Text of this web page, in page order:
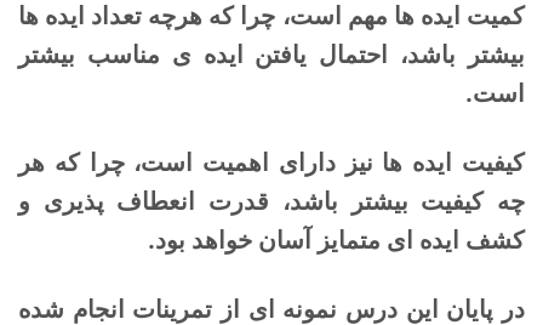
کمیت ایده ها مهم است، چرا که هرچه تعداد ایده ها
بیشتر باشد، احتمال یافتن ایده ی مناسب بیشتر
است.
کیفیت ایده ها نیز دارای اهمیت است، چرا که هر
چه کیفیت بیشتر باشد، قدرت انعطاف پذیری و
کشف ایده ای متمایز آسان خواهد بود.
در پایان این درس نمونه ای از تمرینات انجام شده